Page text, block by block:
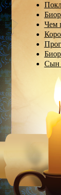
Чем
Сын